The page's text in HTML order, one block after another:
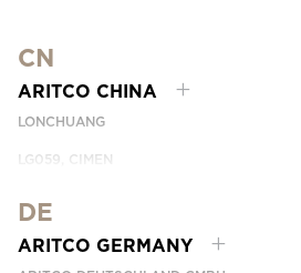
CN
ARITCO CHINA
LONCHUANG
LG059, CIMEN
SHANGHAI, CHINA
EMAIL:INFO.CHINA@ARITCO.COM
NÚMERO DE TELEFONE: +86 400 6233 121
DE
ARITCO GERMANY